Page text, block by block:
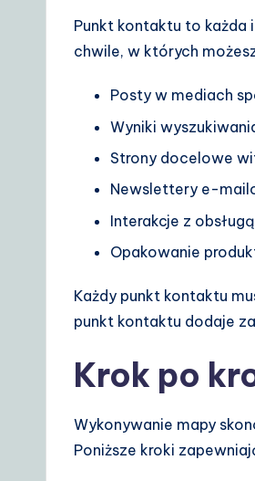
Punkt kontaktu to każda
chwile, w których
Posty w mediach
Wyniki
Strony docelowe
Newslettery e-
Interakcje z
Opakowanie
Każdy punkt kontaktu
punkt kontaktu dodaje
Krok po
Wykonywanie mapy
Poniższe kroki